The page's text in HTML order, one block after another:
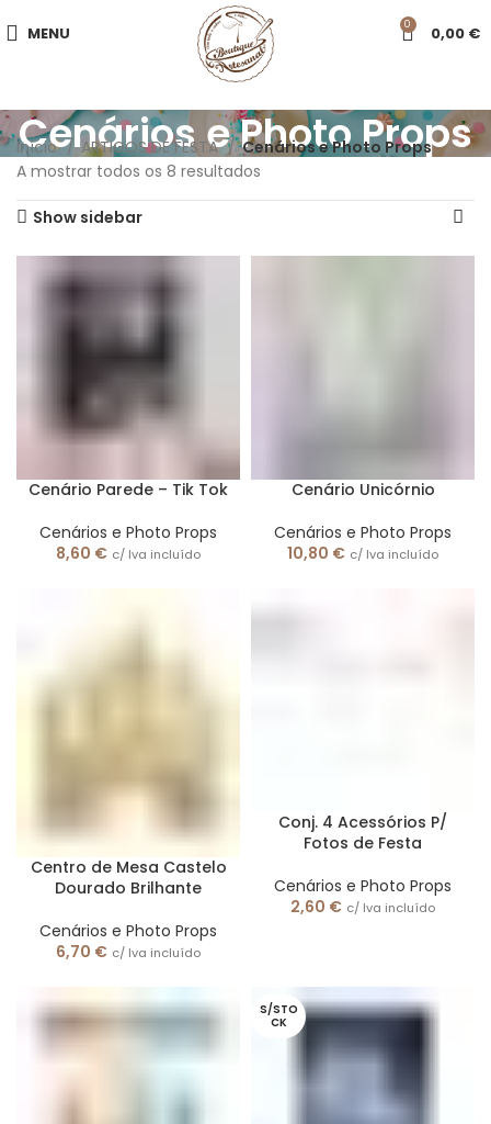
MENU 0 0,00 €
Cenários e Photo Props
Início ARTIGOS DE FESTA
Cenários e Photo Props
A mostrar todos os 8 resultados
Show sidebar
Cenário Parede – Tik Tok
Cenários e Photo Props
8,60 € c/ Iva incluído
Cenário Unicórnio
Cenários e Photo Props
10,80 € c/ Iva incluído
Centro de Mesa Castelo
Dourado Brilhante
Cenários e Photo Props
6,70 € c/ Iva incluído
Conj. 4 Acessórios P/
Fotos de Festa
Cenários e Photo Props
2,60 € c/ Iva incluído
S/STO
CK